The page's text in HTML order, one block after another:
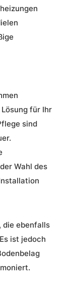
für Ihr
sind
Wahl des
die ebenfalls
ist jedoch